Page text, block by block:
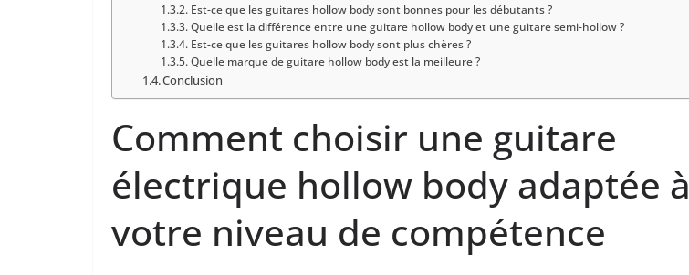
Est-ce que les guitares hollow body sont bonnes pour ‌les débutants ?
Quelle est ⁣la ⁢différence entre une guitare hollow body et une guitare semi-hollow ?
Est-ce que les‌ guitares ‌hollow body sont plus chères ⁤?
Quelle ‍marque de guitare‍ hollow body⁢ est la‌ meilleure ?
Conclusion
Comment choisir une guitare
électrique hollow body adaptée à
votre niveau de compétence